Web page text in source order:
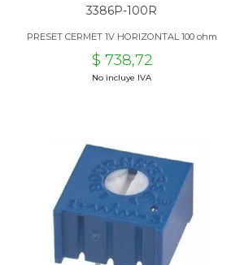
3386P-100R
PRESET CERMET 1V HORIZONTAL 100 ohm
$ 738,72
No incluye IVA